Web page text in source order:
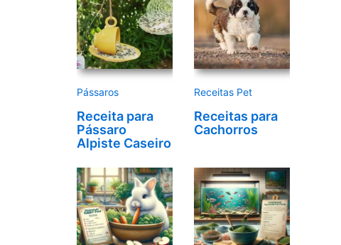
e
v
í
d
e
Pássaros
Receita para
Pássaro
Alpiste Caseiro
Receitas Pet
Receitas para
Cachorros